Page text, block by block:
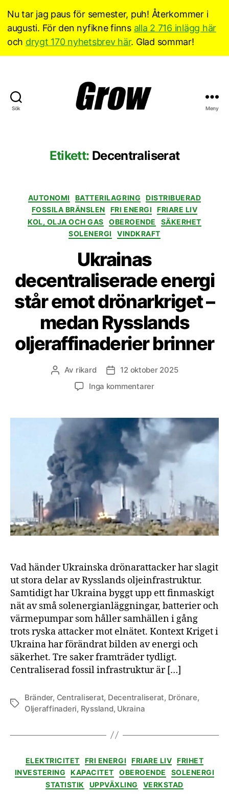
Nu tar jag paus för semester, puh! Återkommer i
augusti. För den nyfikne finns alla 2 716 inlägg här
och drygt 170 nyhetsbrev här. Glad sommar!
Sök Meny
Etikett: Decentraliserat
Kategorier
AUTONOMI BATTERILAGRING
DISTRIBUERAD
FOSSILA BRÄNSLEN
FRI ENERGI
FRIARE LIV
KOL, OLJA OCH GAS
OBEROENDE
SÄKERHET
SOLENERGI
VINDKRAFT
Ukrainas
decentraliserade energi
står emot drönarkriget –
medan Rysslands
oljeraffinaderier brinner
Inläggsförfattare
Av rikard Inläggsdatum
12 oktober 2025
Inga kommentarertill
energi
står
drönarkriget
medan
Rysslands
oljeraffinaderier
brinner
Vad händer Ukrainska drönarattacker har slagit
ut stora delar av Rysslands oljeinfrastruktur.
Samtidigt har Ukraina byggt upp ett finmaskigt
nät av små solenergianläggningar, batterier och
värmepumpar som håller samhällen i gång
trots ryska attacker mot elnätet. Kontext Kriget i
Ukraina har förändrat bilden av energi och
säkerhet. Tre saker framträder tydligt.
Centraliserad fossil infrastruktur är […]
Etiketter
Bränder, Centraliserat, Decentraliserat, Drönare,
Oljeraffinaderi, Ryssland, Ukraina
Kategorier
ELEKTRICITET FRI ENERGI FRIARE LIV FRIHET
INVESTERING
KAPACITET OBEROENDE
SOLENERGI
STATISTIK
UPPVÄXLING VERKSTAD